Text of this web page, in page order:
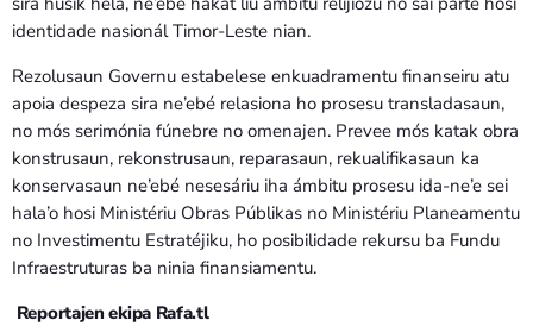
identidade nasionál Timor-Leste nian.
Rezolusaun Governu estabelese enkuadramentu finanseiru atu
apoia despeza sira ne’ebé relasiona ho prosesu transladasaun,
no mós serimónia fúnebre no omenajen. Prevee mós katak obra
konstrusaun, rekonstrusaun, reparasaun, rekualifikasaun ka
konservasaun ne’ebé nesesáriu iha ámbitu prosesu ida-ne’e sei
hala’o hosi Ministériu Obras Públikas no Ministériu Planeamentu
no Investimentu Estratéjiku, ho posibilidade rekursu ba Fundu
Infraestruturas ba ninia finansiamentu.
Reportajen ekipa Rafa.tl